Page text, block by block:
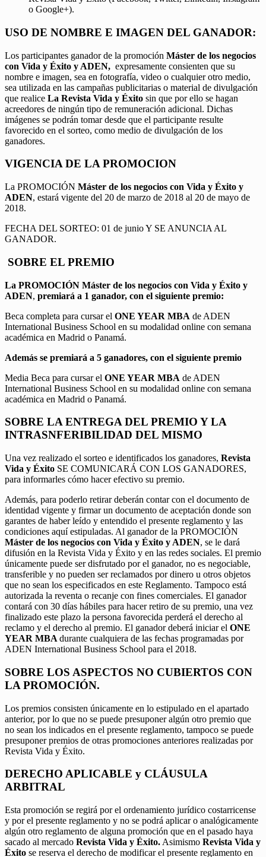
o Google+).
USO DE NOMBRE E IMAGEN DEL GANADOR:
Los participantes ganador de la promoción Máster de los negocios
con Vida y Éxito y ADEN, expresamente consienten que su
nombre e imagen, sea en fotografía, video o cualquier otro medio,
sea utilizada en las campañas publicitarias o material de divulgación
que realice La Revista Vida y Éxito sin que por ello se hagan
acreedores de ningún tipo de remuneración adicional. Dichas
imágenes se podrán tomar desde que el participante resulte
favorecido en el sorteo, como medio de divulgación de los
ganadores.
VIGENCIA DE LA PROMOCION
La PROMOCIÓN Máster de los negocios con Vida y Éxito y
ADEN, estará vigente del 20 de marzo de 2018 al 20 de mayo de
2018.
FECHA DEL SORTEO: 01 de junio Y SE ANUNCIA AL
GANADOR.
SOBRE EL PREMIO
La PROMOCIÓN Máster de los negocios con Vida y Éxito y
ADEN, premiará a 1 ganador, con el siguiente premio:
Beca completa para cursar el ONE YEAR MBA de ADEN
International Business School en su modalidad online con semana
académica en Madrid o Panamá.
Además se premiará a 5 ganadores, con el siguiente premio
Media Beca para cursar el ONE YEAR MBA de ADEN
International Business School en su modalidad online con semana
académica en Madrid o Panamá.
SOBRE LA ENTREGA DEL PREMIO Y LA
INTRASNFERIBILIDAD DEL MISMO
Una vez realizado el sorteo e identificados los ganadores, Revista
Vida y Éxito SE COMUNICARÁ CON LOS GANADORES,
para informarles cómo hacer efectivo su premio.
Además, para poderlo retirar deberán contar con el documento de
identidad vigente y firmar un documento de aceptación donde son
garantes de haber leído y entendido el presente reglamento y las
condiciones aquí estipuladas. Al ganador de la PROMOCIÓN
Máster de los negocios con Vida y Éxito y ADEN, se le dará
difusión en la Revista Vida y Éxito y en las redes sociales. El premio
únicamente puede ser disfrutado por el ganador, no es negociable,
transferible y no pueden ser reclamados por dinero u otros objetos
que no sean los especificados en este Reglamento. Tampoco está
autorizada la reventa o recanje con fines comerciales. El ganador
contará con 30 días hábiles para hacer retiro de su premio, una vez
finalizado este plazo la persona favorecida perderá el derecho al
reclamo y el derecho al premio. El ganador deberá iniciar el ONE
YEAR MBA durante cualquiera de las fechas programadas por
ADEN International Business School para el 2018.
SOBRE LOS ASPECTOS NO CUBIERTOS CON
LA PROMOCIÓN.
Los premios consisten únicamente en lo estipulado en el apartado
anterior, por lo que no se puede presuponer algún otro premio que
no sean los indicados en el presente reglamento, tampoco se puede
presuponer premios de otras promociones anteriores realizadas por
Revista Vida y Éxito.
DERECHO APLICABLE y CLÁUSULA
ARBITRAL
Esta promoción se regirá por el ordenamiento jurídico costarricense
y por el presente reglamento y no se podrá aplicar o analógicamente
algún otro reglamento de alguna promoción que en el pasado haya
sacado al mercado Revista Vida y Éxito. Asimismo Revista Vida y
Éxito se reserva el derecho de modificar el presente reglamento en